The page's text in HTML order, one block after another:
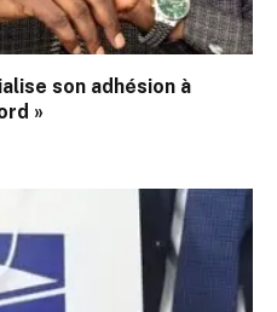
son adhésion à
»